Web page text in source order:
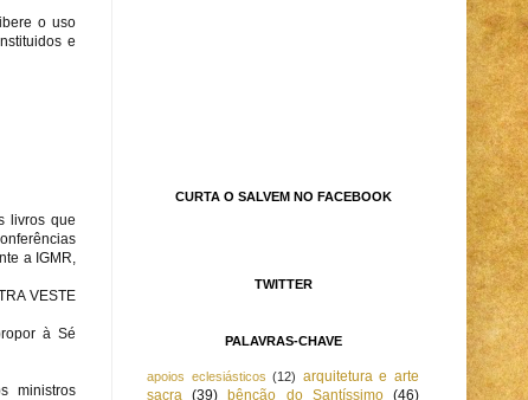
o uso
e
livros que
a IGMR,
VESTE
à Sé
ministros
CURTA O SALVEM NO FACEBOOK
TWITTER
PALAVRAS-CHAVE
apoios eclesiásticos (12) arquitetura e arte
sacra (39) bênção do Santíssimo (46)